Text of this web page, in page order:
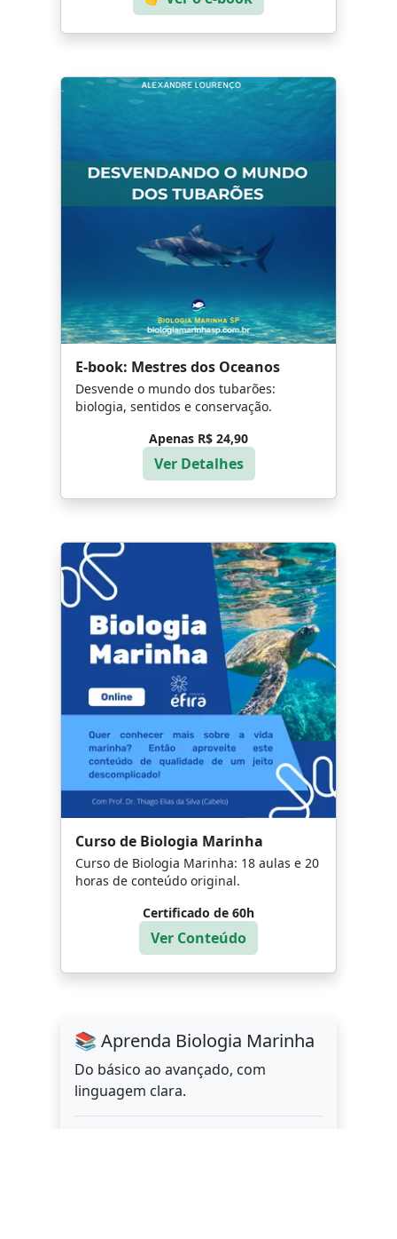
E-book: Mestres dos Oceanos
Desvende o mundo dos tubarões:
biologia, sentidos e conservação.
Apenas R$ 24,90
Ver Detalhes
Curso de Biologia Marinha
Curso de Biologia Marinha: 18 aulas e 20
horas de conteúdo original.
Certificado de 60h
Ver Conteúdo
📚 Aprenda Biologia Marinha
Do básico ao avançado, com
linguagem clara.